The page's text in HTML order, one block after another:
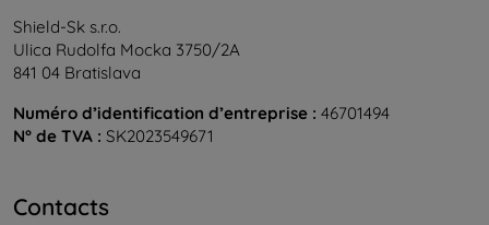
Shield-Sk s.r.o.
Ulica Rudolfa Mocka 3750/2A
841 04 Bratislava
Numéro d’identification d’entreprise : 46701494
N° de TVA : SK2023549671
Contacts